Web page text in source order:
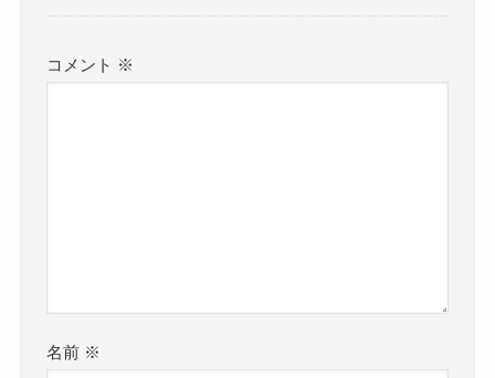
コメント ※
名前 ※